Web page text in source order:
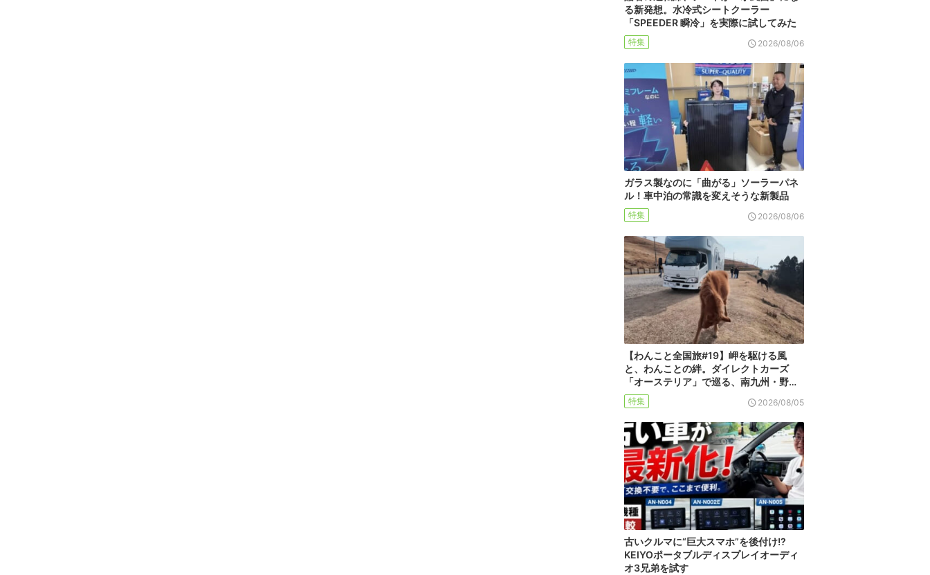
る新発想。水冷式シートクーラー
「SPEEDER 瞬冷」を実際に試してみた
特集 2026/08/06
ガラス製なのに「曲がる」ソーラーパネ
ル！車中泊の常識を変えそうな新製品
特集 2026/08/06
【わんこと全国旅#19】岬を駆ける風
と、わんことの絆。ダイレクトカーズ
「オーステリア」で巡る、南九州・野…
特集 2026/08/05
古いクルマに“巨大スマホ”を後付け!?
KEIYOポータブルディスプレイオーディ
オ3兄弟を試す